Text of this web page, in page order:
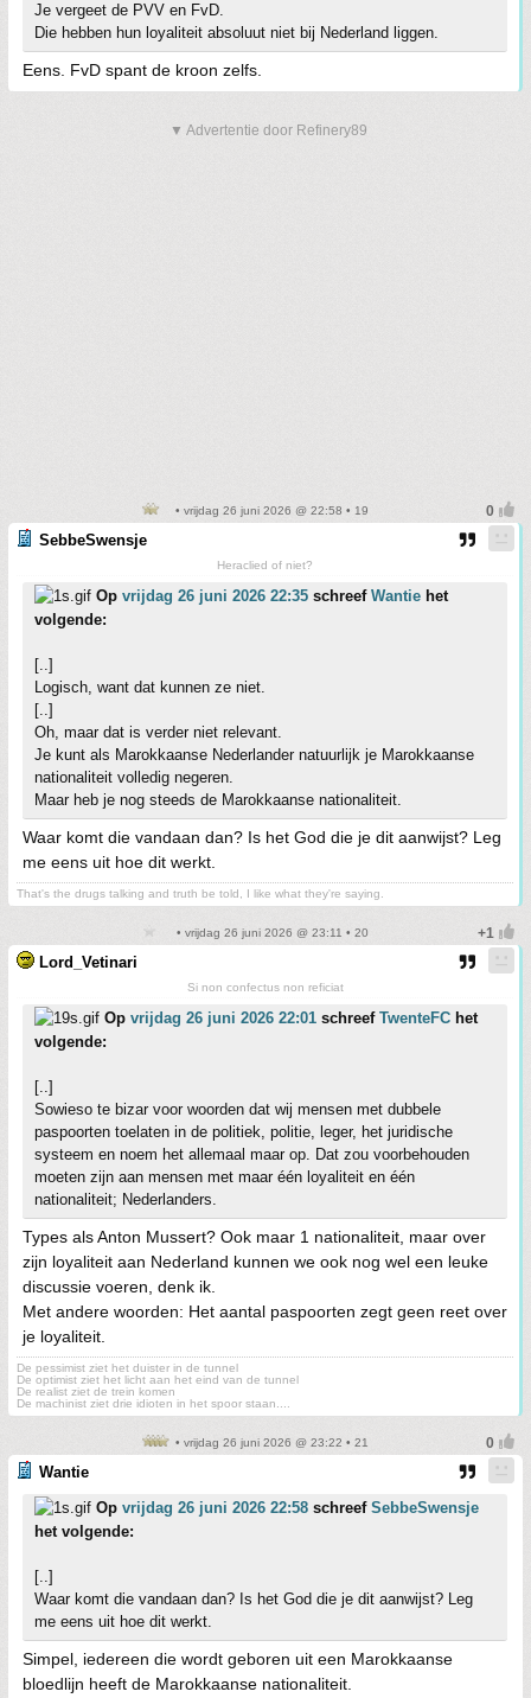
Je vergeet de PVV en FvD.
Die hebben hun loyaliteit absoluut niet bij Nederland liggen.
Eens. FvD spant de kroon zelfs.
▼ Advertentie door Refinery89
• vrijdag 26 juni 2026 @ 22:58 • 19
SebbeSwensje
Heraclied of niet?
Op vrijdag 26 juni 2026 22:35 schreef Wantie het
volgende:
[..]
Logisch, want dat kunnen ze niet.
[..]
Oh, maar dat is verder niet relevant.
Je kunt als Marokkaanse Nederlander natuurlijk je Marokkaanse
nationaliteit volledig negeren.
Maar heb je nog steeds de Marokkaanse nationaliteit.
Waar komt die vandaan dan? Is het God die je dit aanwijst? Leg
me eens uit hoe dit werkt.
That's the drugs talking and truth be told, I like what they're saying.
• vrijdag 26 juni 2026 @ 23:11 • 20
Lord_Vetinari
Si non confectus non reficiat
Op vrijdag 26 juni 2026 22:01 schreef TwenteFC het
volgende:
[..]
Sowieso te bizar voor woorden dat wij mensen met dubbele
paspoorten toelaten in de politiek, politie, leger, het juridische
systeem en noem het allemaal maar op. Dat zou voorbehouden
moeten zijn aan mensen met maar één loyaliteit en één
nationaliteit; Nederlanders.
Types als Anton Mussert? Ook maar 1 nationaliteit, maar over
zijn loyaliteit aan Nederland kunnen we ook nog wel een leuke
discussie voeren, denk ik.
Met andere woorden: Het aantal paspoorten zegt geen reet over
je loyaliteit.
De pessimist ziet het duister in de tunnel
De optimist ziet het licht aan het eind van de tunnel
De realist ziet de trein komen
De machinist ziet drie idioten in het spoor staan....
• vrijdag 26 juni 2026 @ 23:22 • 21
Wantie
Op vrijdag 26 juni 2026 22:58 schreef SebbeSwensje
het volgende:
[..]
Waar komt die vandaan dan? Is het God die je dit aanwijst? Leg
me eens uit hoe dit werkt.
Simpel, iedereen die wordt geboren uit een Marokkaanse
bloedlijn heeft de Marokkaanse nationaliteit.